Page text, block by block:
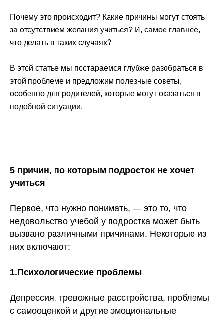
Почему это происходит? Какие причины могут стоять
за отсутствием желания учиться? И, самое главное,
что делать в таких случаях?
В этой статье мы постараемся глубже разобраться в
этой проблеме и предложим полезные советы,
особенно для родителей, которые могут оказаться в
подобной ситуации.
5 причин, по которым подросток не хочет
учиться
Первое, что нужно понимать, — это то, что
недовольство учебой у подростка может быть
вызвано различными причинами. Некоторые из
них включают:
1.Психологические проблемы
Депрессия, тревожные расстройства, проблемы
с самооценкой и другие эмоциональные